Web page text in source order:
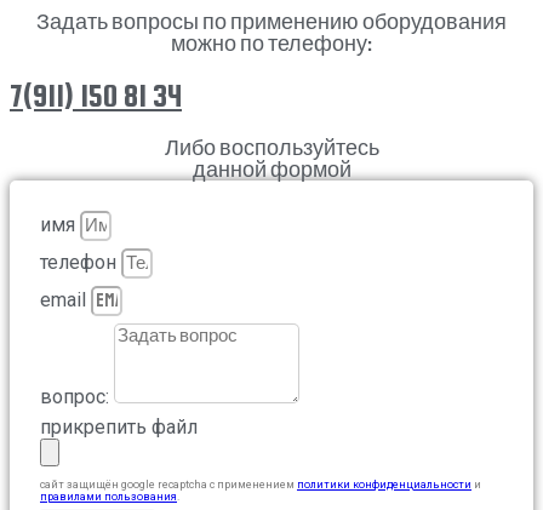
Задать вопросы по применению оборудования
можно по телефону:
7(911) 150 81 34
Либо воспользуйтесь
данной формой
имя
телефон
email
вопрос:
прикрепить файл
сайт защищён google recaptcha с применением политики конфиденциальности и
правилами пользования .